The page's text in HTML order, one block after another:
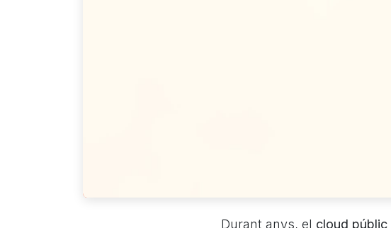
Durant anys, el cloud públic